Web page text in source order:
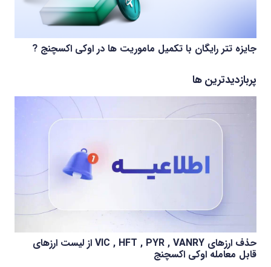
جایزه تتر رایگان با تکمیل ماموریت ها در اوکی اکسچنج ?
پربازدیدترین ها
حذف ارزهای VIC , HFT , PYR , VANRY از لیست ارزهای
قابل معامله اوکی اکسچنج